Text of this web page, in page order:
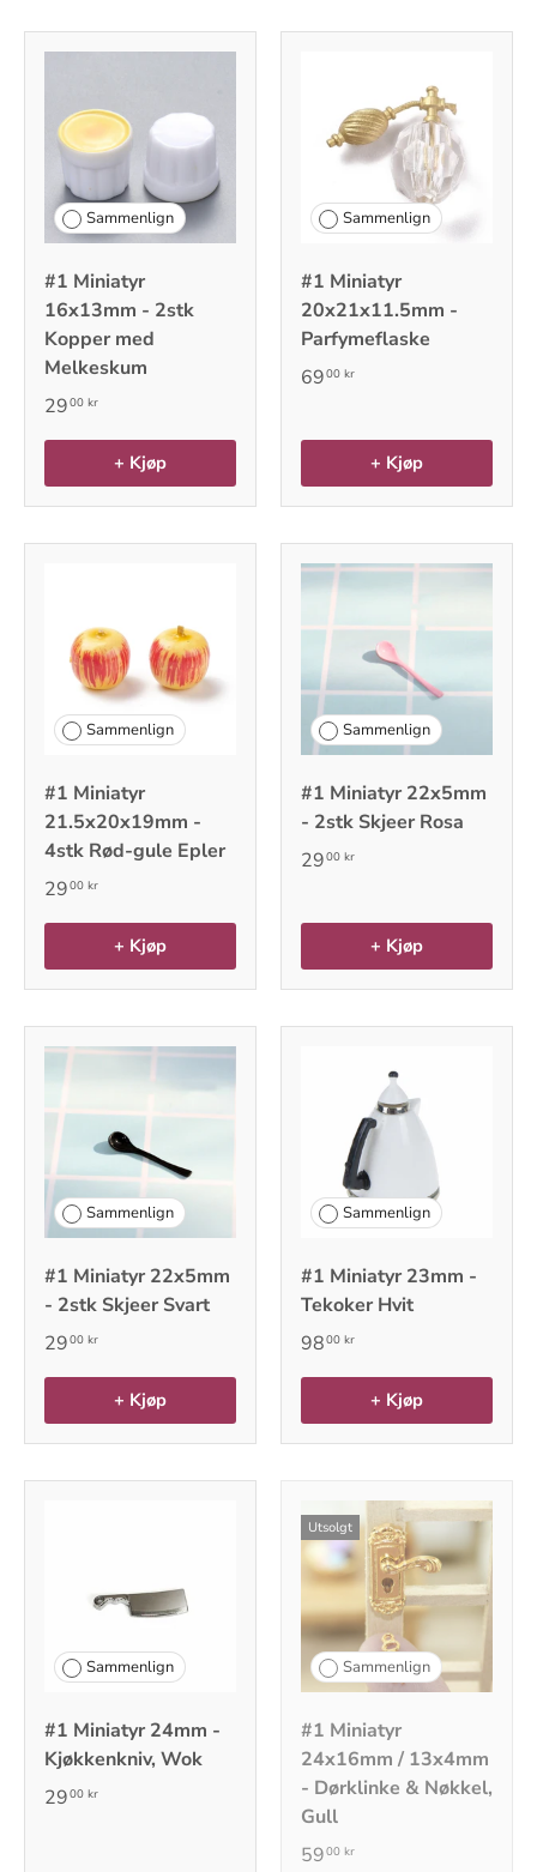
Sammenlign
#1 Miniatyr
16x13mm - 2stk
Kopper med
Melkeskum
2900 kr
+ Kjøp
Sammenlign
#1 Miniatyr
20x21x11.5mm -
Parfymeflaske
6900 kr
+ Kjøp
Sammenlign
#1 Miniatyr
21.5x20x19mm -
4stk Rød-gule Epler
2900 kr
+ Kjøp
Sammenlign
#1 Miniatyr 22x5mm
- 2stk Skjeer Rosa
2900 kr
+ Kjøp
Sammenlign
#1 Miniatyr 22x5mm
- 2stk Skjeer Svart
2900 kr
+ Kjøp
Sammenlign
#1 Miniatyr 23mm -
Tekoker Hvit
9800 kr
+ Kjøp
Sammenlign
#1 Miniatyr 24mm -
Kjøkkenkniv, Wok
2900 kr
Utsolgt
Sammenlign
#1 Miniatyr
24x16mm / 13x4mm
- Dørklinke & Nøkkel,
Gull
5900 kr